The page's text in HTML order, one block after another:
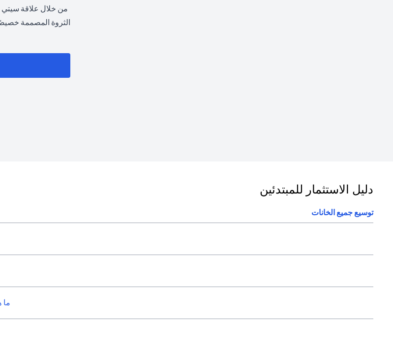
من خلال علاقة سيتي
الثروة المصممة
دليل الاستثمار للمبتدئين
توسيع جميع الخانات
ما